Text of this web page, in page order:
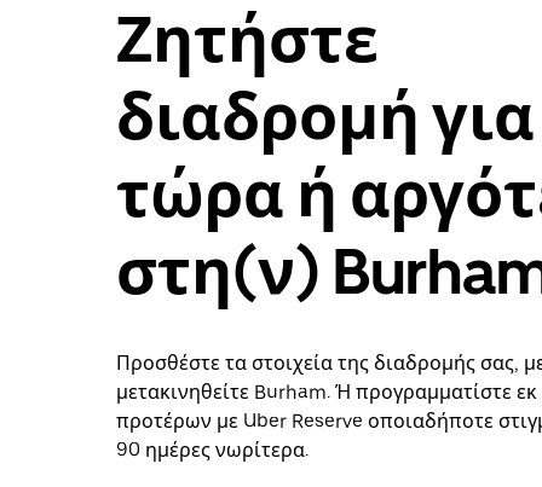
Ζητήστε
διαδρομή για
τώρα ή
στη(ν)
Προσθέστε τα στοιχεία της διαδρομής σας,
μετακινηθείτε Burham. Ή προγραμματίστε
προτέρων με Uber Reserve οποιαδήποτε
90 ημέρες νωρίτερα.